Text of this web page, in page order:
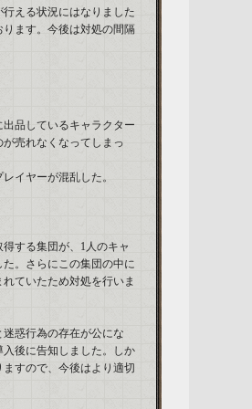
える状況にはなりました
ます。今後は対処の間隔
品しているキャラクター
売れなくなってしまっ
イヤーが混乱した。
する集団が、1人のキャ
。さらにこの集団の中に
ていたため対処を行いま
惑行為の存在が公にな
後に告知しました。しか
すので、今後はより適切